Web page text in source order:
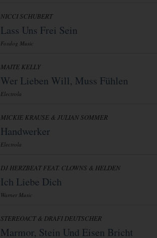
NICCI SCHUBERT
Lass Uns Frei Sein
Foxdog Music
MAITE KELLY
Wer Lieben Will, Muss Fühlen
Electrola
MICKIE KRAUSE & JULIAN SOMMER
Handwerker
Electrola
DJ HERZBEAT FEAT. CLOWNS & HELDEN
Ich Liebe Dich
Warner Music
STEREOACT & DRAFI DEUTSCHER
Marmor, Stein Und Eisen Bricht